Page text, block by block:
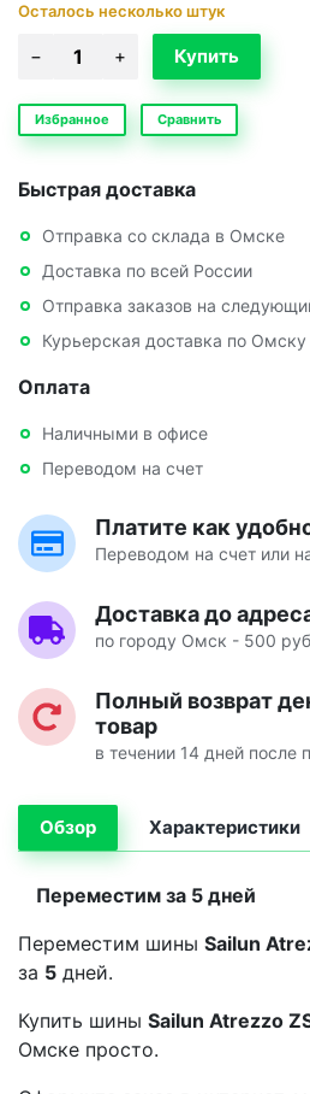
Осталось несколько штук
Избранное Сравнить
Быстрая доставка
Отправка со склада в Омске
Доставка по всей России
Отправка заказов на
Курьерская доставка по Омску
Оплата
Наличными в офисе
Переводом на счет
Платите как
Переводом на счет или
Доставка до
по городу Омск - 500 руб
Полный возврат
товар
в течении 14 дней после
Обзор Характеристики
Переместим за 5 дней
Переместим шины Sailun
за 5 дней.
Купить шины Sailun Atrezzo
Омске просто.